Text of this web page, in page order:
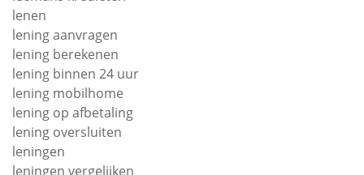
lenen
lening aanvragen
lening berekenen
lening binnen 24 uur
lening mobilhome
lening op afbetaling
lening oversluiten
leningen
leningen vergelijken